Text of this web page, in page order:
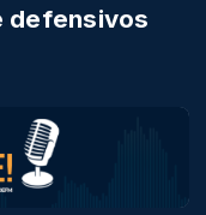
defensivos